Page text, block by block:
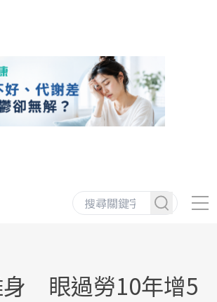
身 眼過勞10年增5